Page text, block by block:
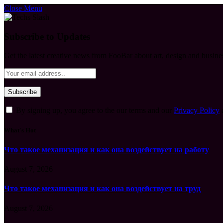
Close Menu
Privacy Policy
Что такое механизация и как она воздействует на работу
Что такое механизация и как она воздействует на труд